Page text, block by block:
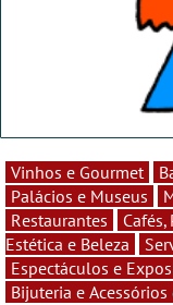
Vinhos e Gourmet
Palácios e Museus
Restaurantes
Estética e Beleza
Espectáculos e
Bijuteria e